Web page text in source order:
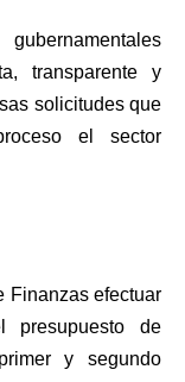
transparente y
solicitudes que
el sector
Finanzas efectuar
presupuesto de
y segundo